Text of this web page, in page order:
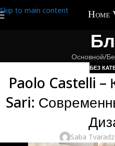
Skip to main content
Основной
БЕЗ
Paolo Castelli –
Sari:
Saba